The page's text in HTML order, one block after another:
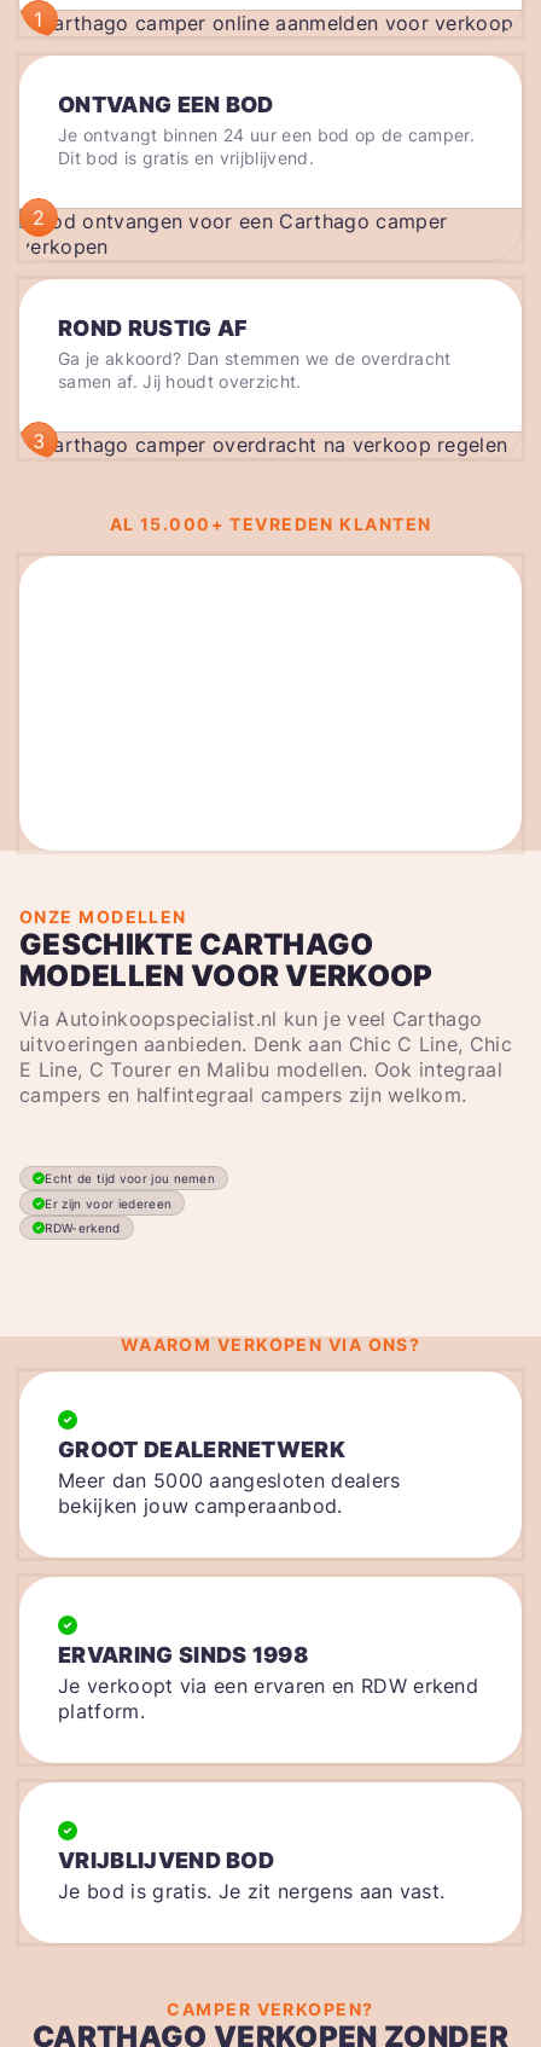
1
ONTVANG EEN BOD
Je ontvangt binnen 24 uur een bod op de camper.
Dit bod is gratis en vrijblijvend.
2
ROND RUSTIG AF
Ga je akkoord? Dan stemmen we de overdracht
samen af. Jij houdt overzicht.
3
AL 15.000+ TEVREDEN KLANTEN
ONZE MODELLEN
GESCHIKTE CARTHAGO
MODELLEN VOOR VERKOOP
Via Autoinkoopspecialist.nl kun je veel Carthago
uitvoeringen aanbieden. Denk aan Chic C Line, Chic
E Line, C Tourer en Malibu modellen. Ook integraal
campers en halfintegraal campers zijn welkom.
Echt de tijd voor jou nemen
Er zijn voor iedereen
RDW-erkend
WAAROM VERKOPEN VIA ONS?
GROOT DEALERNETWERK
Meer dan 5000 aangesloten dealers
bekijken jouw camperaanbod.
ERVARING SINDS 1998
Je verkoopt via een ervaren en RDW erkend
platform.
VRIJBLIJVEND BOD
Je bod is gratis. Je zit nergens aan vast.
CAMPER VERKOPEN?
CARTHAGO VERKOPEN ZONDER